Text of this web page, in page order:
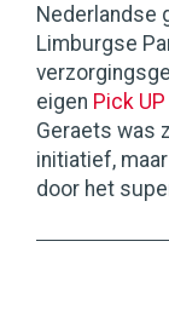
Nederlandse
Limburgse
eigen Pick
Geraets was
initiatief,
door het